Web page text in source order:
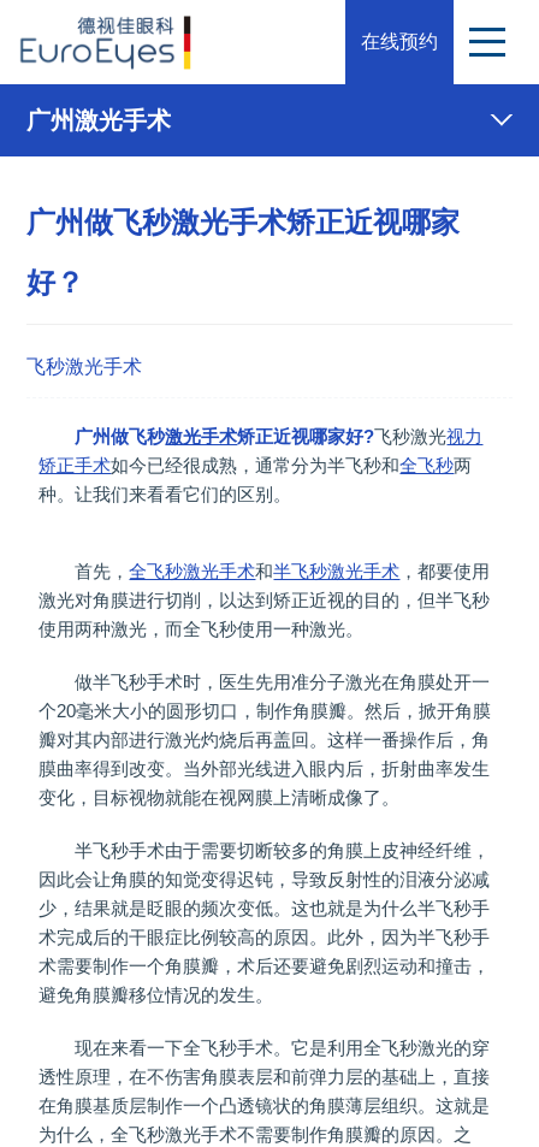
在线预约
广州激光手术
广州做飞秒激光手术矫正近视哪家
好？
飞秒激光手术
广州做飞秒激光手术矫正近视哪家好?飞秒激光视力
矫正手术如今已经很成熟，通常分为半飞秒和全飞秒两
种。让我们来看看它们的区别。
首先，全飞秒激光手术和半飞秒激光手术 ，都要使用
激光对角膜进行切削，以达到矫正近视的目的，但半飞秒
使用两种激光，而全飞秒使用一种激光。
做半飞秒手术时，医生先用准分子激光在角膜处开一
个20毫米大小的圆形切口，制作角膜瓣。然后，掀开角膜
瓣对其内部进行激光灼烧后再盖回。这样一番操作后，角
膜曲率得到改变。当外部光线进入眼内后，折射曲率发生
变化，目标视物就能在视网膜上清晰成像了。
半飞秒手术由于需要切断较多的角膜上皮神经纤维，
因此会让角膜的知觉变得迟钝，导致反射性的泪液分泌减
少，结果就是眨眼的频次变低。这也就是为什么半飞秒手
术完成后的干眼症比例较高的原因。此外，因为半飞秒手
术需要制作一个角膜瓣，术后还要避免剧烈运动和撞击，
避免角膜瓣移位情况的发生。
现在来看一下全飞秒手术。它是利用全飞秒激光的穿
透性原理，在不伤害角膜表层和前弹力层的基础上，直接
在角膜基质层制作一个凸透镜状的角膜薄层组织。这就是
为什么，全飞秒激光手术不需要制作角膜瓣的原因。之